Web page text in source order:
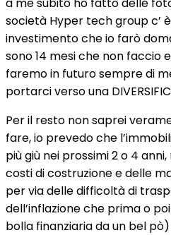
società Hyper tech group c’
investimento che io farò
sono 14 mesi che non faccio
faremo in futuro sempre di
portarci verso una
Per il resto non saprei
fare, io prevedo che
più giù nei prossimi 2 o 4
costi di costruzione e delle
per via delle difficoltà di
dell’inflazione che prima o
bolla finanziaria da un bel